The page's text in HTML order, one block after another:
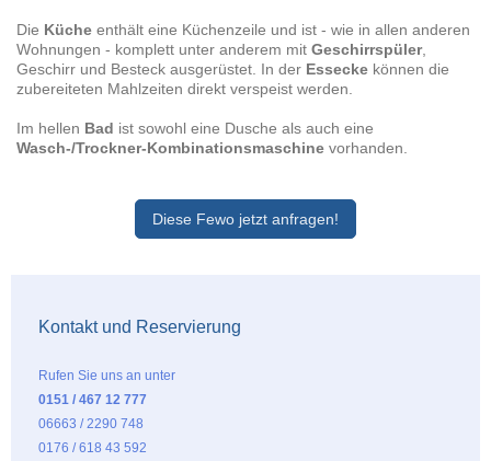
Die Küche enthält eine Küchenzeile und ist - wie in allen anderen
Wohnungen - komplett unter anderem mit Geschirrspüler,
Geschirr und Besteck ausgerüstet. In der Essecke können die
zubereiteten Mahlzeiten direkt verspeist werden.
Im hellen Bad ist sowohl eine Dusche als auch eine
Wasch-/Trockner-Kombinationsmaschine vorhanden.
Diese Fewo jetzt anfragen!
Kontakt und Reservierung
Rufen Sie uns an unter
0151 / 467 12 777
06663 / 2290 748
0176 / 618 43 592